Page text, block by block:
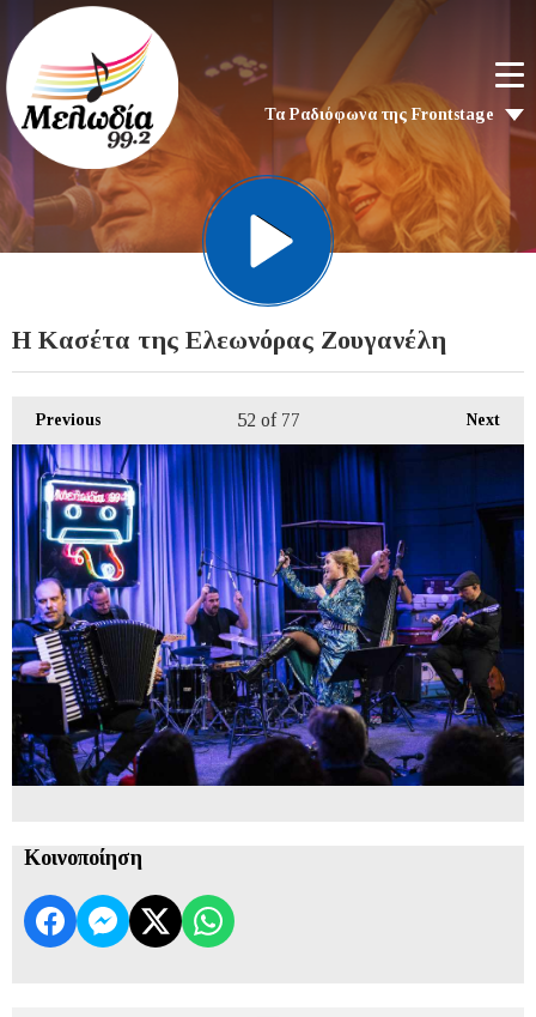
Τα Ραδιόφωνα της Frontstage
Η Κασέτα της Ελεωνόρας Ζουγανέλη
Previous Next
52 of 77
Κοινοποίηση